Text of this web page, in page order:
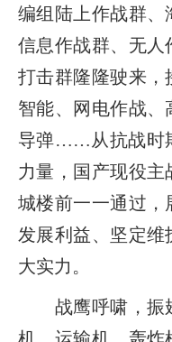
编组陆上作战群、
信息作战群、无人
打击群隆隆驶来，
智能、网电作战、
导弹……从抗战时
力量，国产现役主
城楼前一一通过，
发展利益、坚定维
大实力。
战鹰呼啸，振